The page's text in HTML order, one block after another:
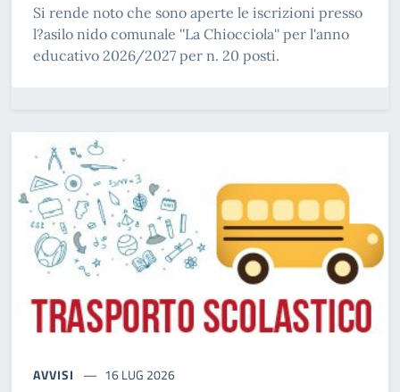
Si rende noto che sono aperte le iscrizioni presso
l?asilo nido comunale ''La Chiocciola'' per l'anno
educativo 2026/2027 per n. 20 posti.
AVVISI 16 LUG 2026